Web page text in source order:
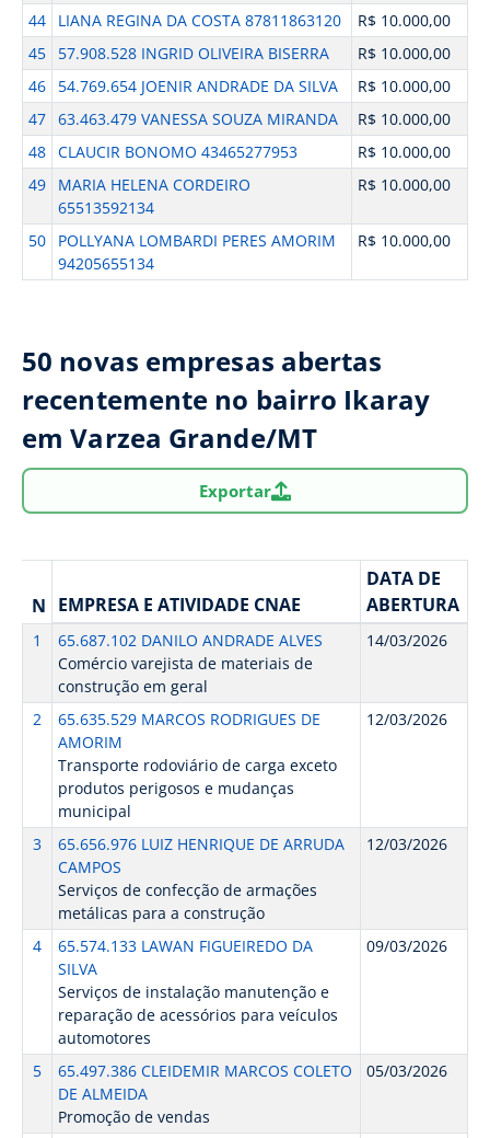
44
LIANA REGINA DA COSTA 87811863120
R$ 10.000,00
45
57.908.528 INGRID OLIVEIRA BISERRA
R$ 10.000,00
46
54.769.654 JOENIR ANDRADE DA SILVA
R$ 10.000,00
47 63.463.479 VANESSA SOUZA MIRANDA
R$ 10.000,00
48 CLAUCIR BONOMO 43465277953
R$ 10.000,00
49
MARIA HELENA CORDEIRO
65513592134
R$ 10.000,00
50
POLLYANA LOMBARDI PERES AMORIM
94205655134
R$ 10.000,00
50 novas empresas abertas
recentemente no bairro Ikaray
em Varzea Grande/MT
Exportar
N EMPRESA E ATIVIDADE CNAE
DATA DE
ABERTURA
1
65.687.102 DANILO ANDRADE ALVES
Comércio varejista de materiais de
construção em geral
14/03/2026
2
65.635.529 MARCOS RODRIGUES DE
AMORIM
Transporte rodoviário de carga exceto
produtos perigosos e mudanças
municipal
12/03/2026
3
65.656.976 LUIZ HENRIQUE DE ARRUDA
CAMPOS
Serviços de confecção de armações
metálicas para a construção
12/03/2026
4
65.574.133 LAWAN FIGUEIREDO DA
SILVA
Serviços de instalação manutenção e
reparação de acessórios para veículos
automotores
09/03/2026
5
65.497.386 CLEIDEMIR MARCOS COLETO
DE ALMEIDA
Promoção de vendas
05/03/2026